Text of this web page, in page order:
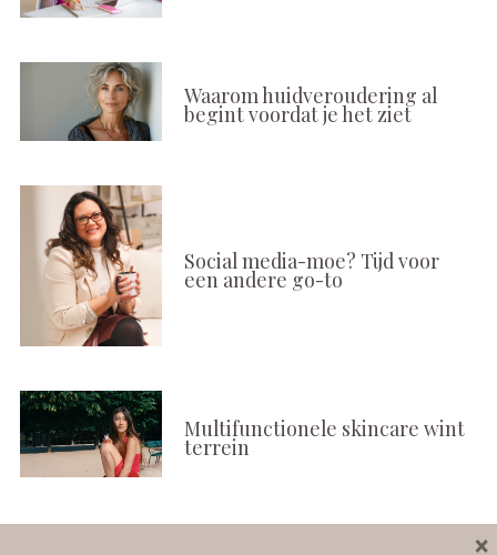
Waarom huidveroudering al
begint voordat je het ziet
Social media-moe? Tijd voor
een andere go-to
Multifunctionele skincare wint
terrein
×